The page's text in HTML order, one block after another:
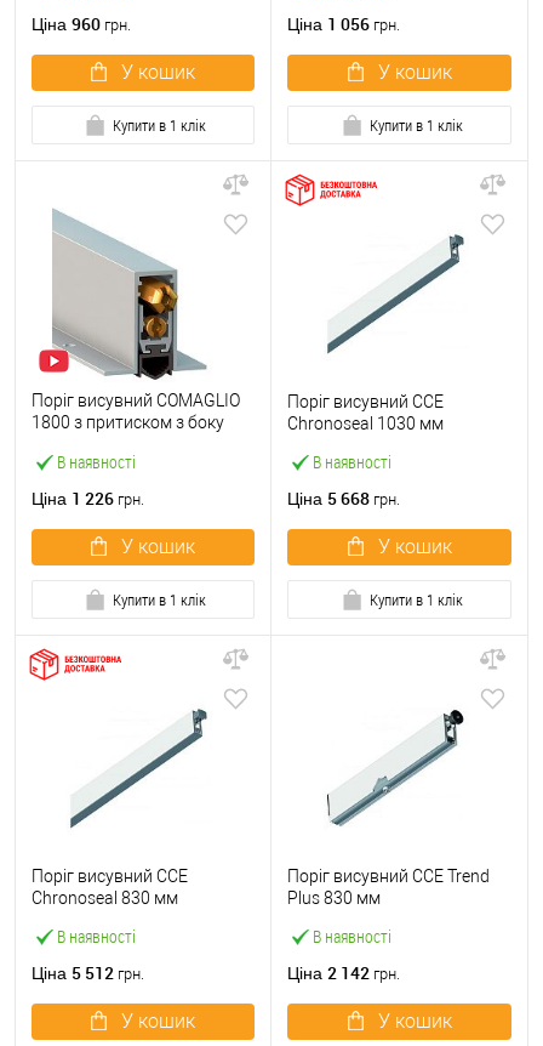
Ціна 960 грн.
У кошик
Купити в 1 клік
Ціна 1 056 грн.
У кошик
Купити в 1 клік
В наявності
Поріг висувний COMAGLIO
1800 з притиском з боку
Ціна 1 226 грн.
У кошик
Купити в 1 клік
В наявності
Поріг висувний CCE
Chronoseal 1030 мм
Ціна 5 668 грн.
У кошик
Купити в 1 клік
В наявності
Поріг висувний CCE
Chronoseal 830 мм
Ціна 5 512 грн.
У кошик
В наявності
Поріг висувний CCE Trend
Plus 830 мм
Ціна 2 142 грн.
У кошик